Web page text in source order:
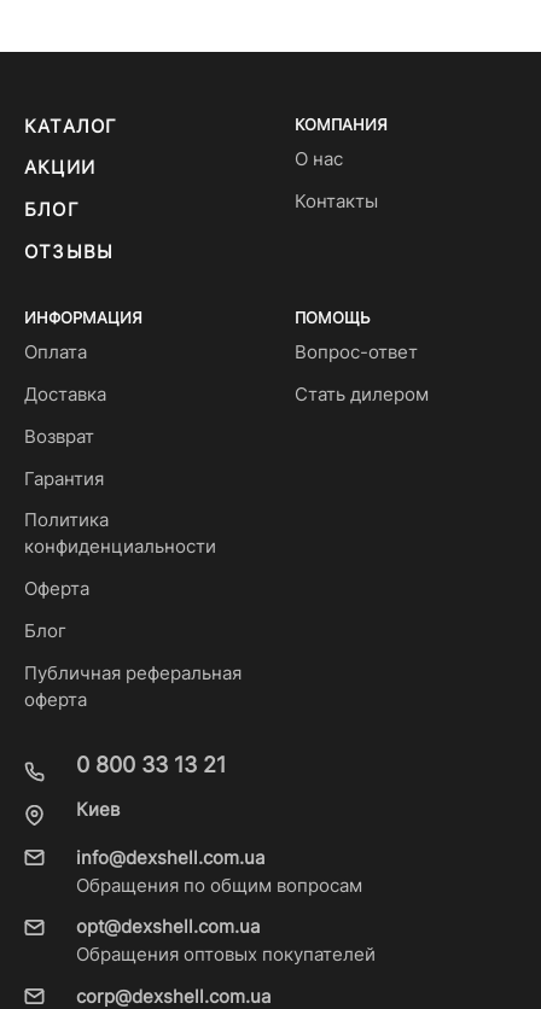
КАТАЛОГ
АКЦИИ
БЛОГ
ОТЗЫВЫ
КОМПАНИЯ
О нас
Контакты
ИНФОРМАЦИЯ
Оплата
Доставка
Возврат
Гарантия
Политика
конфиденциальности
Оферта
Блог
Публичная реферальная
оферта
ПОМОЩЬ
Вопрос-ответ
Стать дилером
0 800 33 13 21
Киев
info@dexshell.com.ua
Обращения по общим вопросам
opt@dexshell.com.ua
Обращения оптовых покупателей
corp@dexshell.com.ua